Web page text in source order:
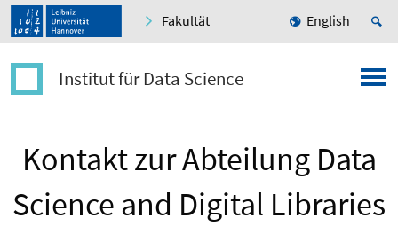
Fakultät English
Institut für Data Science
Kontakt zur Abteilung Data
Science and Digital Libraries